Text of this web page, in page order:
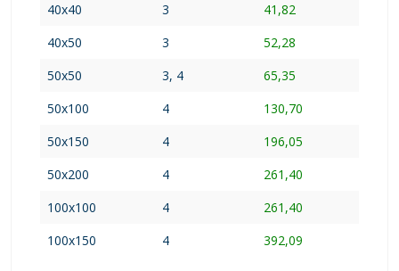
40x40
3
41,82
40x50
3
52,28
50x50
3, 4
65,35
50х100
4
130,70
50х150
4
196,05
50х200
4
261,40
100х100
4
261,40
100х150
4 392,09